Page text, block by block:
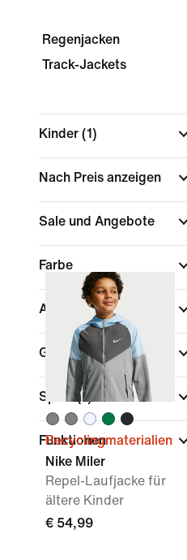
Regenjacken
Track-Jackets
Kinder (1)
Nach Preis anzeigen
Sale und Angebote
Farbe
Altersklasse
Größen
Sport (1)
Funktionen
Recyclingmaterialien
Nike Miler
Repel-Laufjacke für
ältere Kinder
€ 54,99